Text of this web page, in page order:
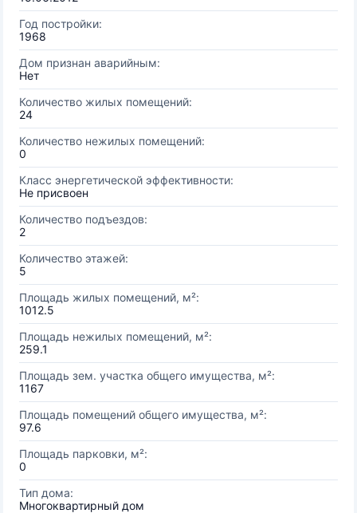
Год постройки:
1968
Дом признан аварийным:
Нет
Количество жилых помещений:
24
Количество нежилых помещений:
0
Класс энергетической эффективности:
Не присвоен
Количество подъездов:
2
Количество этажей:
5
Площадь жилых помещений, м²:
1012.5
Площадь нежилых помещений, м²:
259.1
Площадь зем. участка общего имущества, м²:
1167
Площадь помещений общего имущества, м²:
97.6
Площадь парковки, м²:
0
Тип дома:
Многоквартирный дом